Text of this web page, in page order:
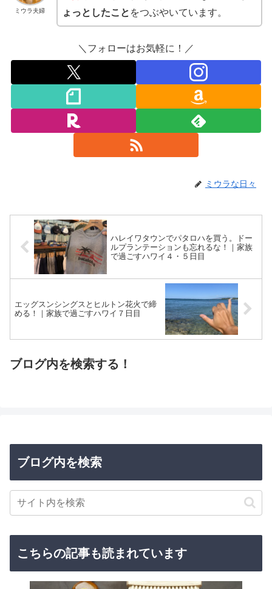
ミウラ夫婦
ょっとしたこと をつぶやいています。
＼フォローはお気軽に！／
ミウラな日々
ハレイワタウンでパタロハを買う。ドー
ルプランテーションも忘れるな！｜家族
で過ごすハワイ４・５日目
エッグスンシングスとヒルトン花火で締
める！｜家族で過ごすハワイ７日目
ブログ内を検索する！
ブログ内を検索
こちらの記事も読まれています